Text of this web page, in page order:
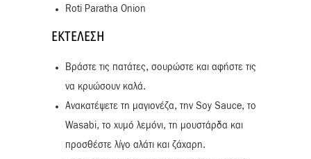
Roti Paratha Onion
ΕΚΤΈΛΕΣΗ
Βράστε τις πατάτες, σουρώστε και αφήστε τις
να κρυώσουν καλά.
Ανακατέψετε τη μαγιονέζα, την Soy Sauce, το
Wasabi, το χυμό λεμόνι, τη μουστάρδα και
προσθέστε λίγο αλάτι και ζάχαρη.